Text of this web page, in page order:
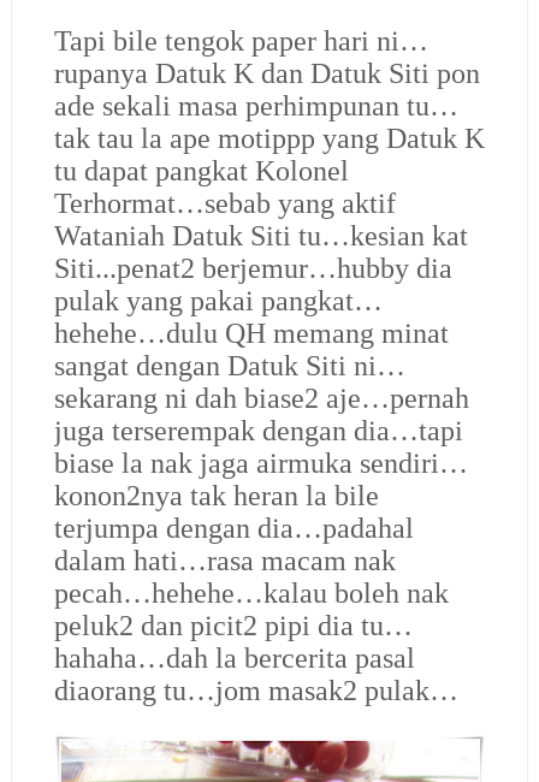
Tapi bile tengok paper hari ni…
rupanya Datuk K dan Datuk Siti pon
ade sekali masa perhimpunan tu…
tak tau la ape motippp yang Datuk K
tu dapat pangkat Kolonel
Terhormat…sebab yang aktif
Wataniah Datuk Siti tu…kesian kat
Siti...penat2 berjemur…hubby dia
pulak yang pakai pangkat…
hehehe…dulu QH memang minat
sangat dengan Datuk Siti ni…
sekarang ni dah biase2 aje…pernah
juga terserempak dengan dia…tapi
biase la nak jaga airmuka sendiri…
konon2nya tak heran la bile
terjumpa dengan dia…padahal
dalam hati…rasa macam nak
pecah…hehehe…kalau boleh nak
peluk2 dan picit2 pipi dia tu…
hahaha…dah la bercerita pasal
diaorang tu…jom masak2 pulak…